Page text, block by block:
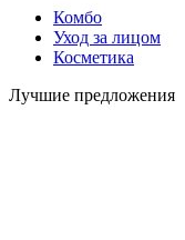
Комбо
Уход за лицом
Косметика
Лучшие предложения